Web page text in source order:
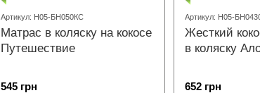
Артикул: Н05-БН050КС
Матрас в коляску на кокосе
Путешествие
545 грн
Артикул: Н05-
Жесткий
в коляску
652 грн